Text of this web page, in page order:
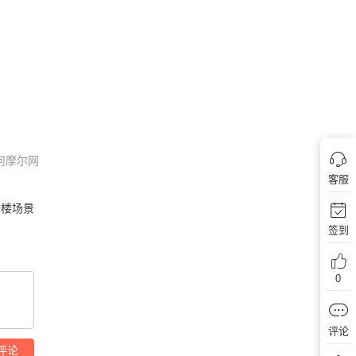
摩尔网
场景
论
客服
签到
0
评论